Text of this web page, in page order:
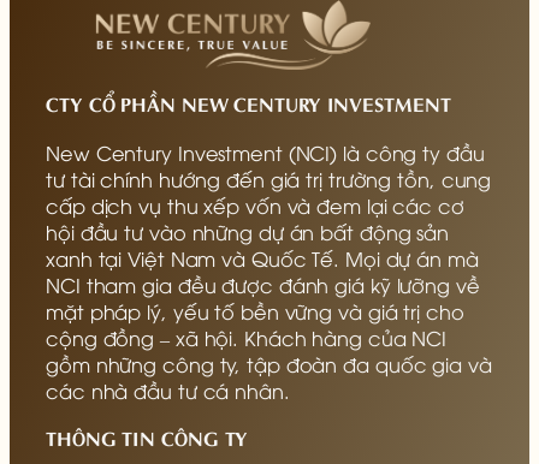
CTY CỔ PHẦN NEW CENTURY INVESTMENT
New Century Investment (NCI) là công ty đầu
tư tài chính hướng đến giá trị trường tồn, cung
cấp dịch vụ thu xếp vốn và đem lại các cơ
hội đầu tư vào những dự án bất động sản
xanh tại Việt Nam và Quốc Tế. Mọi dự án mà
NCI tham gia đều được đánh giá kỹ lưỡng về
mặt pháp lý, yếu tố bền vững và giá trị cho
cộng đồng – xã hội. Khách hàng của NCI
gồm những công ty, tập đoàn đa quốc gia và
các nhà đầu tư cá nhân.
THÔNG TIN CÔNG TY